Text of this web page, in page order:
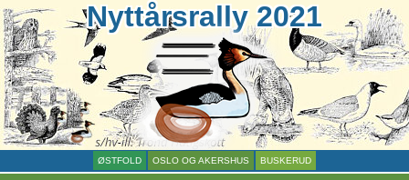
Nyttårsrally 2021
ØSTFOLD OSLO OG AKERSHUS BUSKERUD